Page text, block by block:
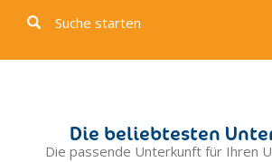
Cerreto di Spoleto
Città della Pieve
Corciano
Suche starten
Die beliebtesten
Die passende Unterkunft für Ihren